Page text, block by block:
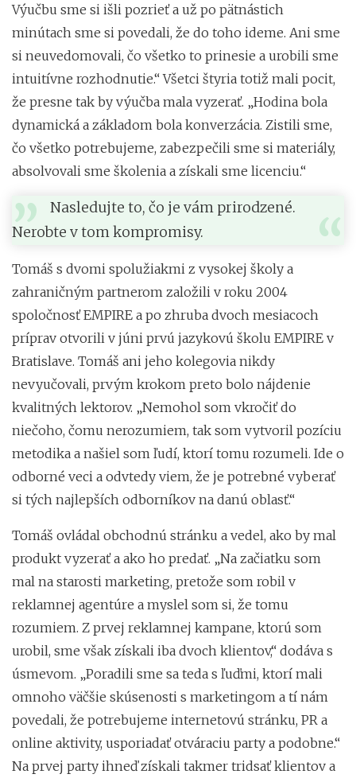
Výučbu sme si išli pozrieť a už po pätnástich
minútach sme si povedali, že do toho ideme. Ani sme
si neuvedomovali, čo všetko to prinesie a urobili sme
intuitívne rozhodnutie.“ Všetci štyria totiž mali pocit,
že presne tak by výučba mala vyzerať. „Hodina bola
dynamická a základom bola konverzácia. Zistili sme,
čo všetko potrebujeme, zabezpečili sme si materiály,
absolvovali sme školenia a získali sme licenciu.“
Nasledujte to, čo je vám prirodzené.
Nerobte v tom kompromisy.
Tomáš s dvomi spolužiakmi z vysokej školy a
zahraničným partnerom založili v roku 2004
spoločnosť EMPIRE a po zhruba dvoch mesiacoch
príprav otvorili v júni prvú jazykovú školu EMPIRE v
Bratislave. Tomáš ani jeho kolegovia nikdy
nevyučovali, prvým krokom preto bolo nájdenie
kvalitných lektorov. „Nemohol som vkročiť do
niečoho, čomu nerozumiem, tak som vytvoril pozíciu
metodika a našiel som ľudí, ktorí tomu rozumeli. Ide o
odborné veci a odvtedy viem, že je potrebné vyberať
si tých najlepších odborníkov na danú oblasť.“
Tomáš ovládal obchodnú stránku a vedel, ako by mal
produkt vyzerať a ako ho predať. „Na začiatku som
mal na starosti marketing, pretože som robil v
reklamnej agentúre a myslel som si, že tomu
rozumiem. Z prvej reklamnej kampane, ktorú som
urobil, sme však získali iba dvoch klientov,“ dodáva s
úsmevom. „Poradili sme sa teda s ľuďmi, ktorí mali
omnoho väčšie skúsenosti s marketingom a tí nám
povedali, že potrebujeme internetovú stránku, PR a
online aktivity, usporiadať otváraciu party a podobne.“
Na prvej party ihneď získali takmer tridsať klientov a